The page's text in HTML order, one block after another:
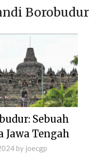
Borobudur
Sebuah
Jawa Tengah
by joecgp